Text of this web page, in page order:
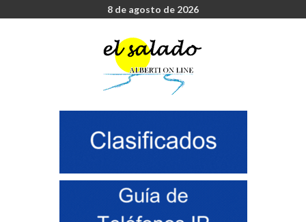
8 de agosto de 2026